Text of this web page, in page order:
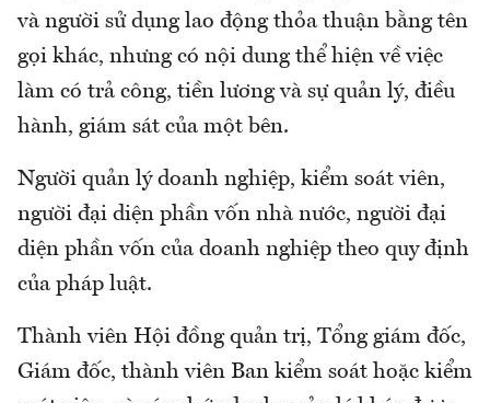
và người sử dụng lao động thỏa thuận bằng tên
gọi khác, nhưng có nội dung thể hiện về việc
làm có trả công, tiền lương và sự quản lý, điều
hành, giám sát của một bên.
Người quản lý doanh nghiệp, kiểm soát viên,
người đại diện phần vốn nhà nước, người đại
diện phần vốn của doanh nghiệp theo quy định
của pháp luật.
Thành viên Hội đồng quản trị, Tổng giám đốc,
Giám đốc, thành viên Ban kiểm soát hoặc kiểm